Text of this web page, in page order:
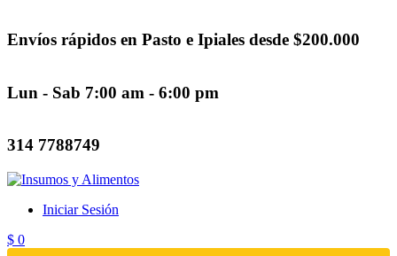
Envíos rápidos en Pasto e Ipiales desde $200.000
Lun - Sab 7:00 am - 6:00 pm
314 7788749
Iniciar Sesión
$ 0